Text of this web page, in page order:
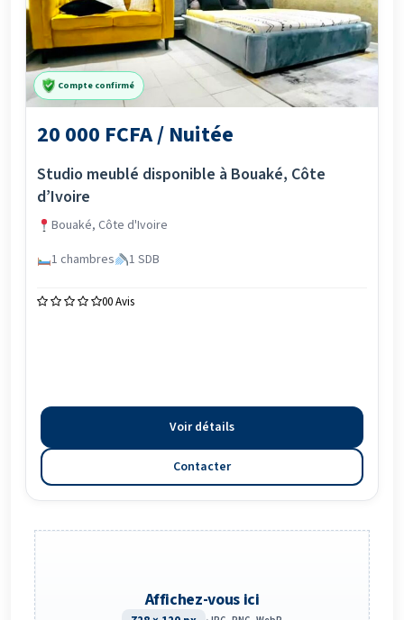
Compte confirmé
20 000 FCFA / Nuitée
Studio meublé disponible à Bouaké, Côte
d’Ivoire
Bouaké, Côte d'Ivoire
1 chambres
1 SDB
00 Avis
Voir détails
Contacter
Affichez-vous ici